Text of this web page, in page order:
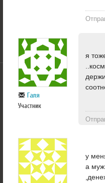
Галя
Участник
я
у
а муж